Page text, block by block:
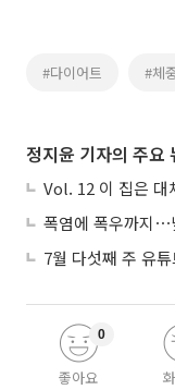
#다이어트 #체
정지윤 기자의 주요
Vol. 12 이 집은 대
폭염에 폭우까지⋯
7월 다섯째 주 유
좋아요
0